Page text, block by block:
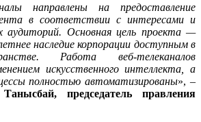
направлены на предоставление
в соответствии с интересами и
аудиторий. Основная цель проекта —
наследие корпорации доступным в
Работа веб-телеканалов
искусственного интеллекта, а
полностью автоматизированы», –
председатель правления